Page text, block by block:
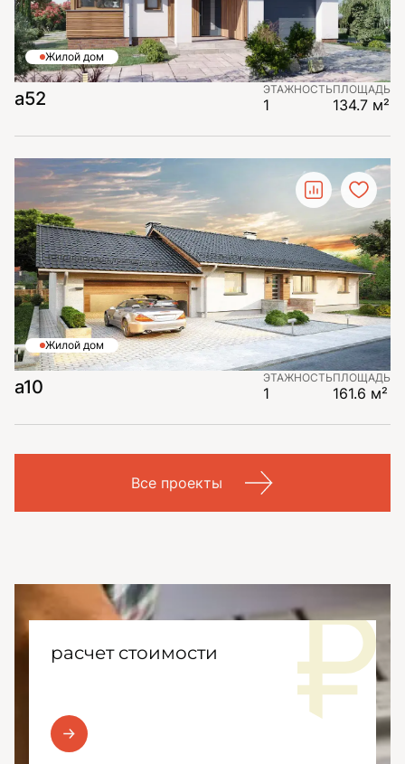
Жилой дом
a52 ЭТАЖНОСТЬ
1
ПЛОЩАДЬ
134.7 м²
Жилой дом
a10 ЭТАЖНОСТЬ
1
ПЛОЩАДЬ
161.6 м²
Все проекты
расчет стоимости